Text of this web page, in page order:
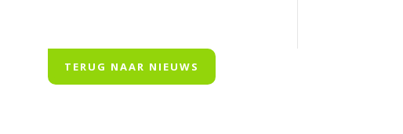
TERUG NAAR NIEUWS